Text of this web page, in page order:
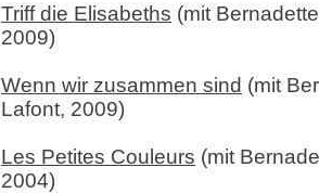
Triff die Elisabeths (mit
2009)
Wenn wir zusammen sind (mit
Lafont, 2009)
Les Petites Couleurs (mit
2004)